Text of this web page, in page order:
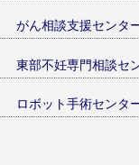
がん相談支援センタ
東部不妊専門相談セ
ロボット手術センタ